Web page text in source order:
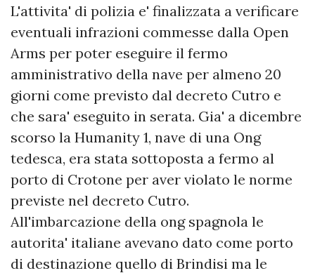
L'attivita' di polizia e' finalizzata a verificare
eventuali infrazioni commesse dalla Open
Arms per poter eseguire il fermo
amministrativo della nave per almeno 20
giorni come previsto dal decreto Cutro e
che sara' eseguito in serata. Gia' a dicembre
scorso la Humanity 1, nave di una Ong
tedesca, era stata sottoposta a fermo al
porto di Crotone per aver violato le norme
previste nel decreto Cutro.
All'imbarcazione della ong spagnola le
autorita' italiane avevano dato come porto
di destinazione quello di Brindisi ma le